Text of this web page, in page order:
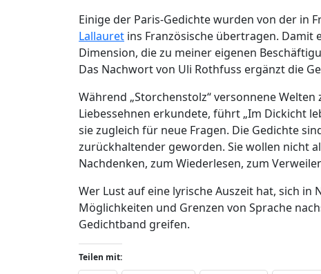
Einige der Paris-Gedichte wurden von der in
Lallauret ins Französische übertragen. Damit
Dimension, die zu meiner eigenen
Das Nachwort von Uli Rothfuss ergänzt die
Während „Storchenstolz“ versonnene
Liebessehnen erkundete, führt „Im Dickicht
sie zugleich für neue Fragen. Die Gedichte
zurückhaltender geworden. Sie wollen nicht
Nachdenken, zum Wiederlesen, zum
Wer Lust auf eine lyrische Auszeit hat, sich
Möglichkeiten und Grenzen von Sprache
Gedichtband greifen.
Teilen mit: